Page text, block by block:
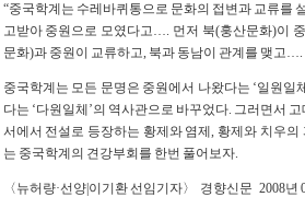
“중국학계는 수레바퀴통으로 문화의 접변과 교류를
고받아 중원으로 모였다고…. 먼저 북(훙산문화)이
문화)과 중원이 교류하고, 북과 동남이 관계를 맺고….
중국학계는 모든 문명은 중원에서 나왔다는 ‘일원일
다는 ‘다원일체’의 역사관으로 바꾸었다. 그러면서
서에서 전설로 등장하는 황제와 염제, 황제와 치우
는 중국학계의 견강부회를 한번 풀어보자.
〈뉴허량·선양|이기환 선임기자〉 경향신문 2008년